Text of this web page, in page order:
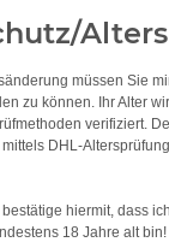
müssen Sie
zu können. Ihr Alter
verifiziert.
DHL-
bestätige hiermit, dass ich
18 Jahre alt bin!